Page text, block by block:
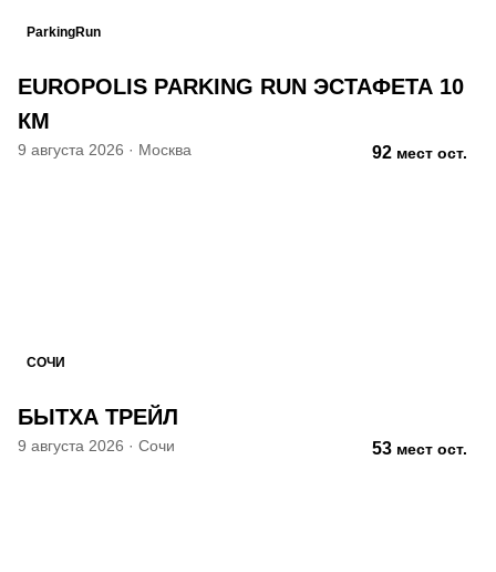
ParkingRun
EUROPOLIS PARKING RUN ЭСТАФЕТА 10
КМ
9 августа 2026 · Москва 92 мест ост.
СОЧИ
БЫТХА ТРЕЙЛ
9 августа 2026 · Сочи 53 мест ост.